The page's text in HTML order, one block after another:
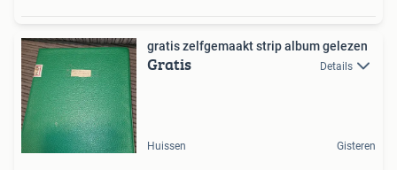
gratis zelfgemaakt strip album gelezen
Gratis Details
Huissen Gisteren